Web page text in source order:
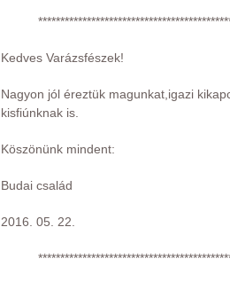
Kedves Varázsfészek!
Nagyon jól éreztük magunkat,igazi
kisfiúnknak is.
Köszönünk mindent:
Budai család
2016. 05. 22.